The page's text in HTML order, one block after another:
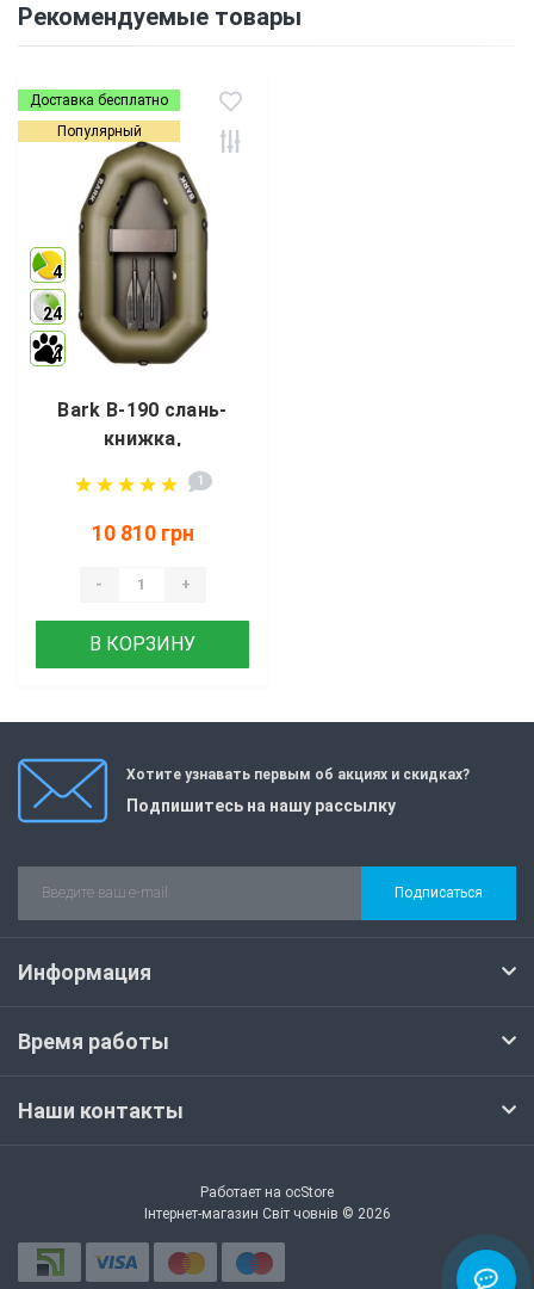
Рекомендуемые товары
Доставка бесплатно
Популярный
4
24
4
Bark B-190 слань-
книжка,
стационарное
сиденье
1
10 810 грн
- +
В КОРЗИНУ
Хотите узнавать первым об акциях и скидках?
Подпишитесь на нашу рассылку
Подписаться
Информация
Время работы
Наши контакты
Работает на ocStore
Інтернет-магазин Світ човнів © 2026